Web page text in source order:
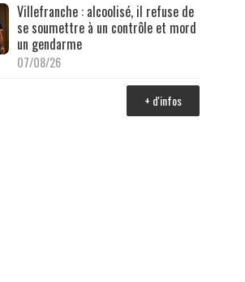
Villefranche : alcoolisé, il refuse de
se soumettre à un contrôle et mord
un gendarme
07/08/26
+ d'infos